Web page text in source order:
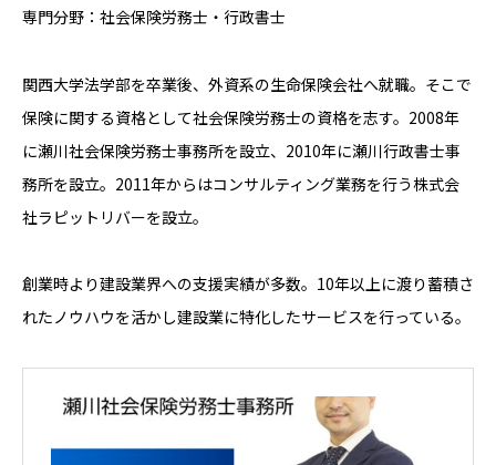
専門分野：社会保険労務士・行政書士
関西大学法学部を卒業後、外資系の生命保険会社へ就職。そこで
保険に関する資格として社会保険労務士の資格を志す。2008年
に瀬川社会保険労務士事務所を設立、2010年に瀬川行政書士事
務所を設立。2011年からはコンサルティング業務を行う株式会
社ラピットリバーを設立。
創業時より建設業界への支援実績が多数。10年以上に渡り蓄積さ
れたノウハウを活かし建設業に特化したサービスを行っている。